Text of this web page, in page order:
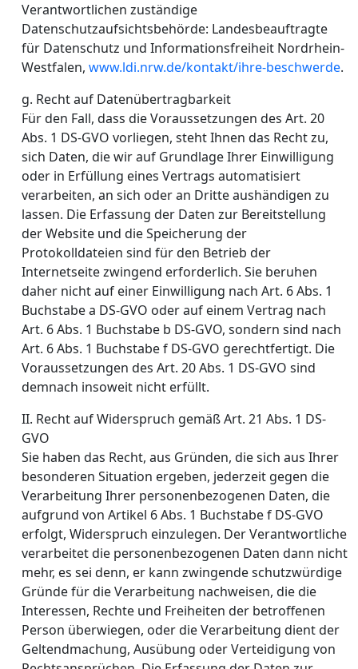
Verantwortlichen zuständige
Datenschutzaufsichtsbehörde: Landesbeauftragte
für Datenschutz und Informationsfreiheit Nordrhein-
Westfalen, www.ldi.nrw.de/kontakt/ihre-beschwerde.
g. Recht auf Datenübertragbarkeit
Für den Fall, dass die Voraussetzungen des Art. 20
Abs. 1 DS-GVO vorliegen, steht Ihnen das Recht zu,
sich Daten, die wir auf Grundlage Ihrer Einwilligung
oder in Erfüllung eines Vertrags automatisiert
verarbeiten, an sich oder an Dritte aushändigen zu
lassen. Die Erfassung der Daten zur Bereitstellung
der Website und die Speicherung der
Protokolldateien sind für den Betrieb der
Internetseite zwingend erforderlich. Sie beruhen
daher nicht auf einer Einwilligung nach Art. 6 Abs. 1
Buchstabe a DS-GVO oder auf einem Vertrag nach
Art. 6 Abs. 1 Buchstabe b DS-GVO, sondern sind nach
Art. 6 Abs. 1 Buchstabe f DS-GVO gerechtfertigt. Die
Voraussetzungen des Art. 20 Abs. 1 DS-GVO sind
demnach insoweit nicht erfüllt.
II. Recht auf Widerspruch gemäß Art. 21 Abs. 1 DS-
GVO
Sie haben das Recht, aus Gründen, die sich aus Ihrer
besonderen Situation ergeben, jederzeit gegen die
Verarbeitung Ihrer personenbezogenen Daten, die
aufgrund von Artikel 6 Abs. 1 Buchstabe f DS-GVO
erfolgt, Widerspruch einzulegen. Der Verantwortliche
verarbeitet die personenbezogenen Daten dann nicht
mehr, es sei denn, er kann zwingende schutzwürdige
Gründe für die Verarbeitung nachweisen, die die
Interessen, Rechte und Freiheiten der betroffenen
Person überwiegen, oder die Verarbeitung dient der
Geltendmachung, Ausübung oder Verteidigung von